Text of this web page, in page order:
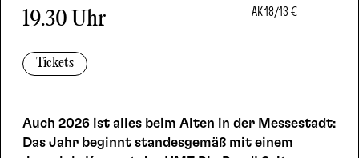
19.30 Uhr
Tickets
AK18/13 €
Auch 2026 ist alles beim Alten in der Messestadt:
Das Jahr beginnt standesgemäß mit einem